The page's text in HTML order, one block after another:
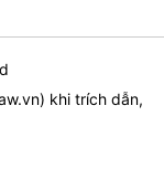
) khi trích dẫn,